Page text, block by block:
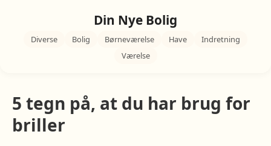
Din Nye Bolig
Diverse Bolig Børneværelse Have
Indretning
Værelse
5 tegn på, at du har brug for
briller